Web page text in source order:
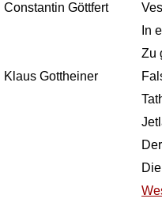
Constantin Göttfert
In
Zu
Klaus Gottheiner